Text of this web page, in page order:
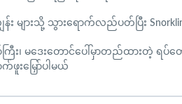
န်း များသို့ သွားရောက်လည်ပတ်ပြီး
ကြီး၊ မဒေးတောင်ပေါ်မှာတည်ထားတဲ့
းမြှော်ပါမယ်